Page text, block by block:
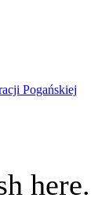
Pogańskiej
here.